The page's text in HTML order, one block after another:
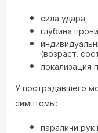
сила удара;
глубина
(возраст.
локализация
У пострадавшего
симптомы:
параличи рук